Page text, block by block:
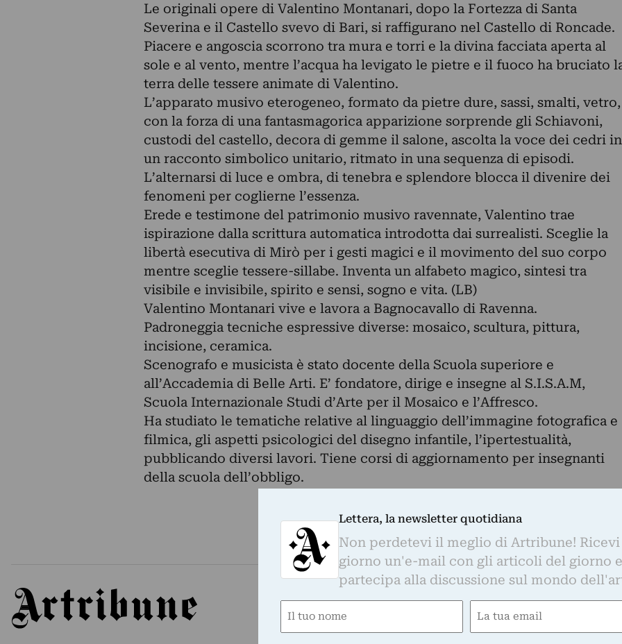
Le originali opere di Valentino Montanari, dopo la Fortezza di Santa
Severina e il Castello svevo di Bari, si raffigurano nel Castello di Roncade.
Piacere e angoscia scorrono tra mura e torri e la divina facciata aperta al
sole e al vento, mentre l’acqua ha levigato le pietre e il fuoco ha bruciato
terra delle tessere animate di Valentino.
L’apparato musivo eterogeneo, formato da pietre dure, sassi, smalti, vetro,
con la forza di una fantasmagorica apparizione sorprende gli Schiavoni,
custodi del castello, decora di gemme il salone, ascolta la voce dei cedri in
un racconto simbolico unitario, ritmato in una sequenza di episodi.
L’alternarsi di luce e ombra, di tenebra e splendore blocca il divenire dei
fenomeni per coglierne l’essenza.
Erede e testimone del patrimonio musivo ravennate, Valentino trae
ispirazione dalla scrittura automatica introdotta dai surrealisti. Sceglie la
libertà esecutiva di Mirò per i gesti magici e il movimento del suo corpo
mentre sceglie tessere-sillabe. Inventa un alfabeto magico, sintesi tra
visibile e invisibile, spirito e sensi, sogno e vita. (LB)
Valentino Montanari vive e lavora a Bagnocavallo di Ravenna.
Padroneggia tecniche espressive diverse: mosaico, scultura, pittura,
incisione, ceramica.
Scenografo e musicista è stato docente della Scuola superiore e
all’Accademia di Belle Arti. E’ fondatore, dirige e insegne al S.I.S.A.M,
Scuola Internazionale Studi d’Arte per il Mosaico e l’Affresco.
Ha studiato le tematiche relative al linguaggio dell’immagine fotografica e
filmica, gli aspetti psicologici del disegno infantile, l’ipertestualità,
pubblicando diversi lavori. Tiene corsi di aggiornamento per insegnanti
della scuola dell’obbligo.
Artribune
Lettera, la newsletter quotidiana
Non perdetevi il meglio di Artribune!
giorno un'e-mail con gli articoli del giorno
partecipa alla discussione sul mondo
Nome
Email